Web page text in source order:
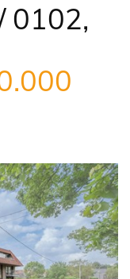
0102,